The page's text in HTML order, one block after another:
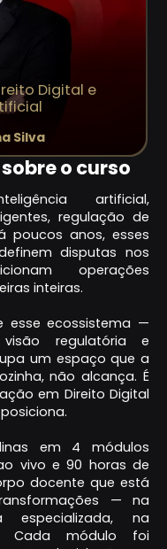
Digital e
Silva
o curso
artificial,
regulação de
poucos anos, esses
disputas nos
operações
inteiras.
esse ecossistema —
regulatória e
um espaço que a
não alcança. É
em Direito Digital
em 4 módulos
vivo e 90 horas de
docente que está
— na
especializada, na
Cada módulo foi